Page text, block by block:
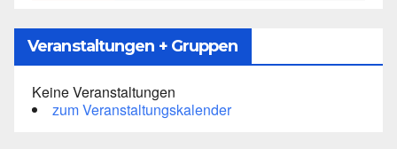
Veranstaltungen + Gruppen
Keine Veranstaltungen
zum Veranstaltungskalender